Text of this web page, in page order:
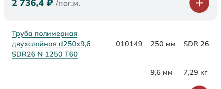
2 736,4 ₽ /пог.м.
Труба полимерная
двухслойная d250x9,6
SDR26 N 1250 Т60
010149 250 мм SDR 26
9,6 мм 7,29 кг